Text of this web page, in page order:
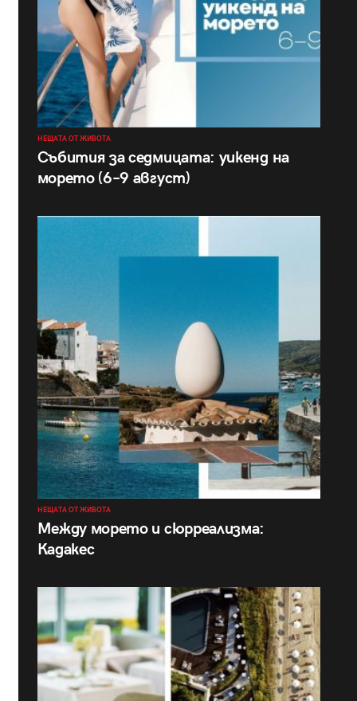
НЕЩАТА ОТ ЖИВОТА
Събития за седмицата: уикенд на
морето (6–9 август)
НЕЩАТА ОТ ЖИВОТА
Между морето и сюрреализма:
Кадакес